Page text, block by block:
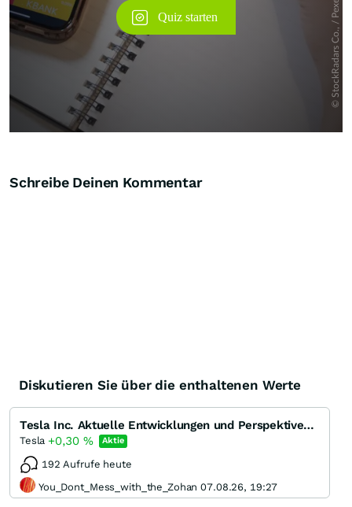
Schreibe Deinen Kommentar
Diskutieren Sie über die enthaltenen Werte
Tesla Inc. Aktuelle Entwicklungen und Perspektiven des Pioniers der Elektromobilität
Tesla +0,30 % Aktie
192 Aufrufe heute
You_Dont_Mess_with_the_Zohan 07.08.26, 19:27